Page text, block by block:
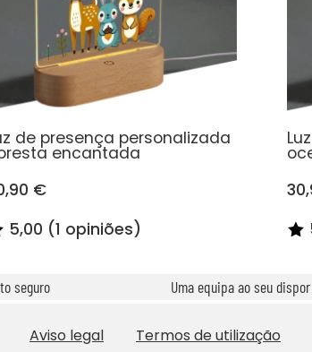
de presença personalizada
encantada
€
5,00 (1 opiniões)
seguro Uma equipa ao seu dispor
Aviso legal Termos de utilização